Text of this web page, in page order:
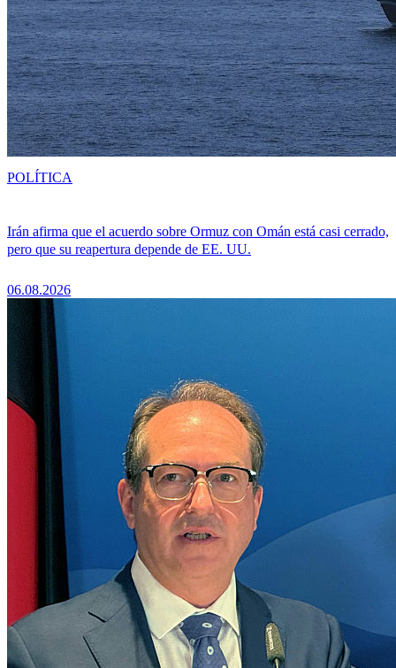
Irán afirma que el acuerdo sobre Ormuz con Omán está casi cerrado,
pero que su reapertura depende de EE. UU.
06.08.2026
POLÍTICA